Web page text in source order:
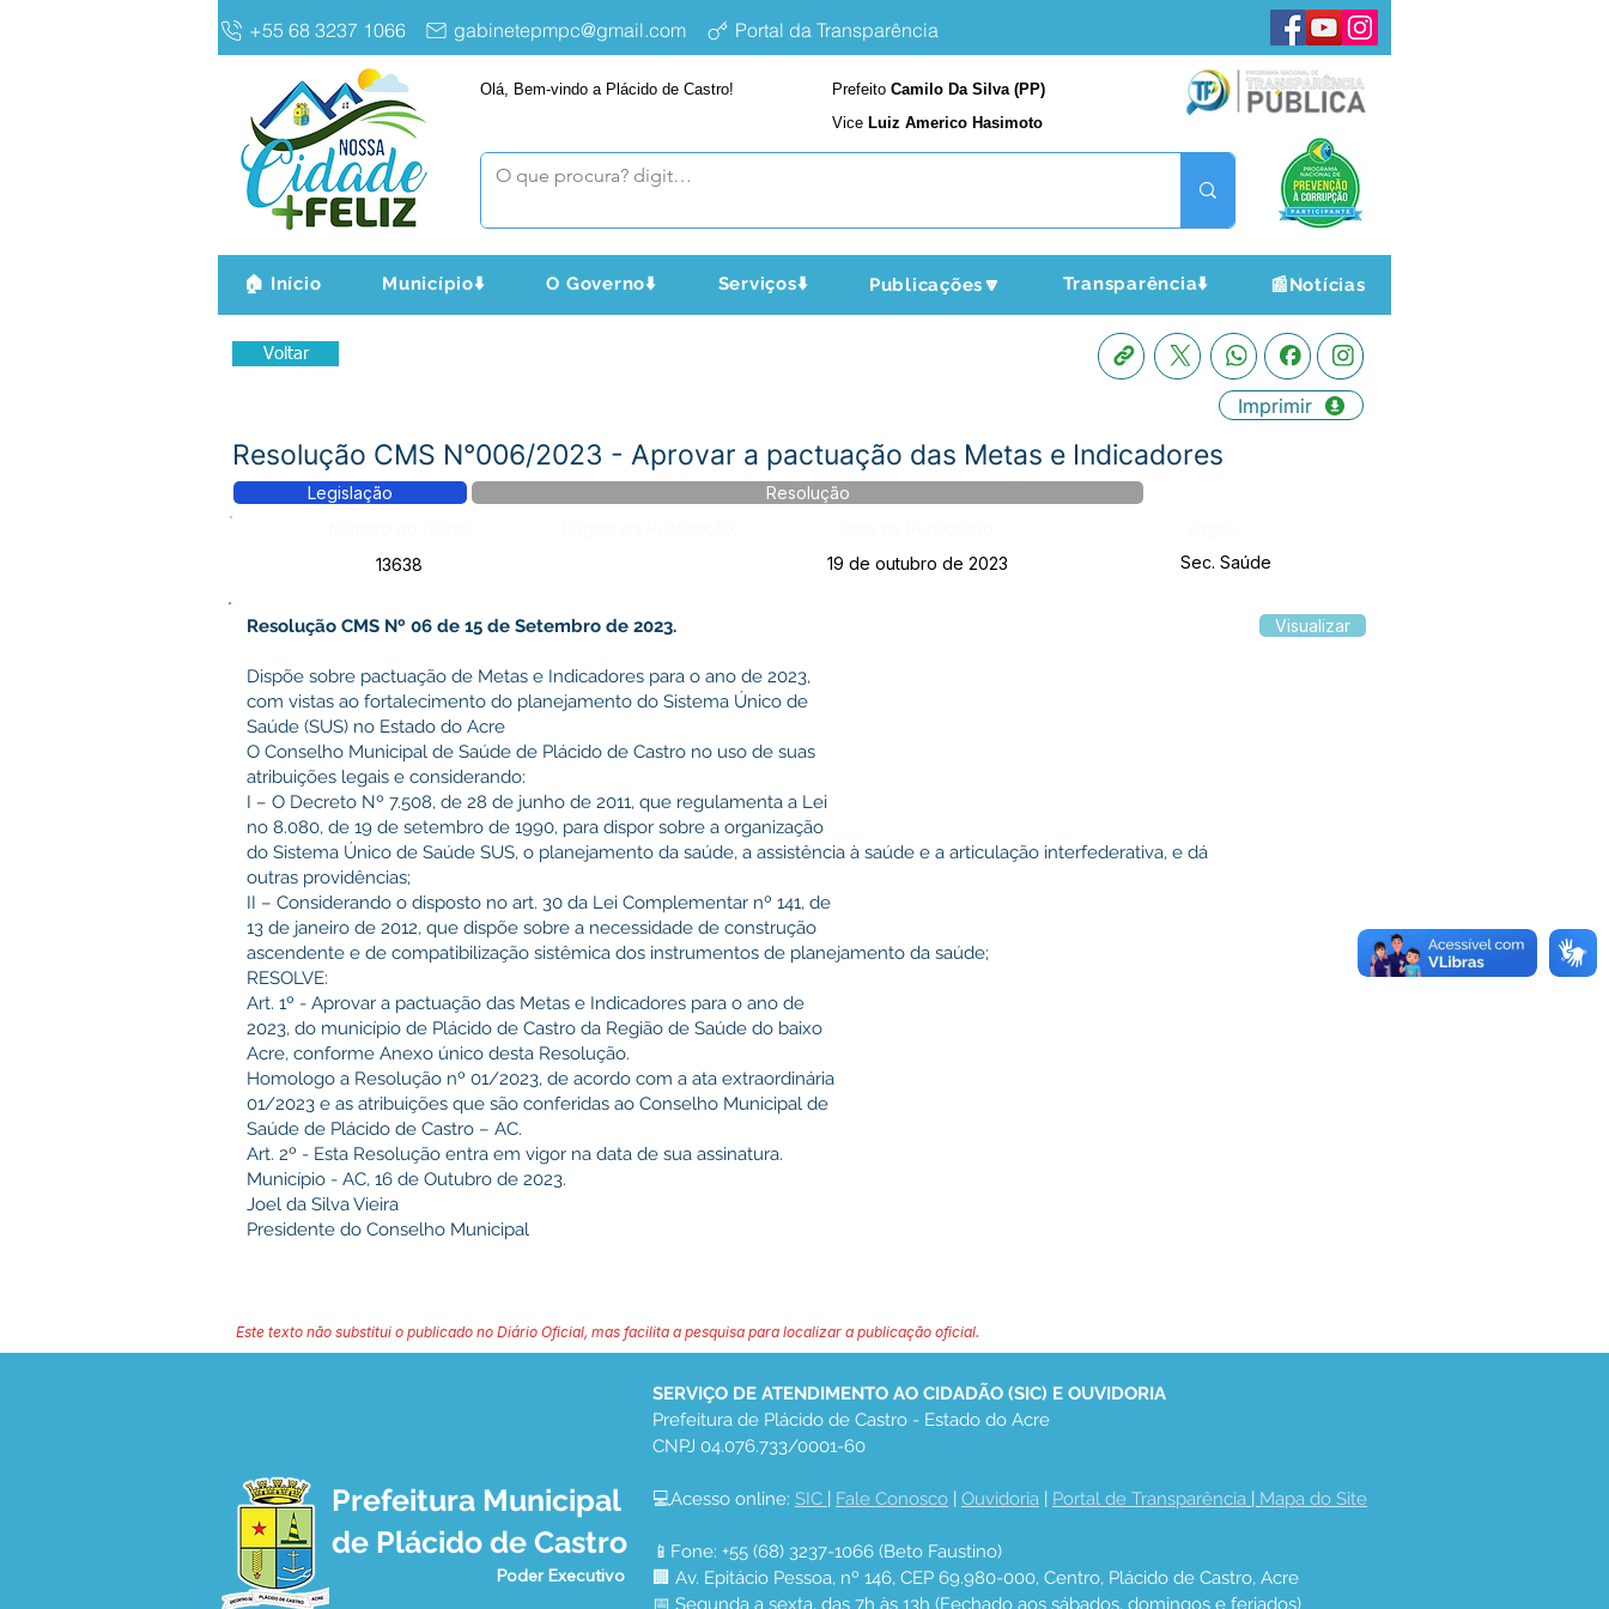
+55 68 3237 1066 gabinetepmpc@gmail.com Portal da Transparência
Olá, Bem-vindo a Plácido de Castro! Prefeito Camilo Da Silva (PP)
Vice Luiz Americo Hasimoto
🏠 Início Município⬇️ O Governo⬇️ Serviços⬇️ Publicações🔽 Transparência⬇️ 📰Notícias
Voltar
Imprimir
Resolução CMS N°006/2023 - Aprovar a pactuação das Metas e Indicadores
Legislação
Resolução
13638
19 de outubro de 2023 Sec. Saúde
Resolução CMS Nº 06 de 15 de Setembro de 2023.
Dispõe sobre pactuação de Metas e Indicadores para o ano de 2023,
com vistas ao fortalecimento do planejamento do Sistema Único de
Saúde (SUS) no Estado do Acre
O Conselho Municipal de Saúde de Plácido de Castro no uso de suas
atribuições legais e considerando:
I – O Decreto Nº 7.508, de 28 de junho de 2011, que regulamenta a Lei
no 8.080, de 19 de setembro de 1990, para dispor sobre a organização
do Sistema Único de Saúde SUS, o planejamento da saúde, a assistência à saúde e a articulação interfederativa, e dá
outras providências;
II – Considerando o disposto no art. 30 da Lei Complementar nº 141, de
13 de janeiro de 2012, que dispõe sobre a necessidade de construção
ascendente e de compatibilização sistêmica dos instrumentos de planejamento da saúde;
RESOLVE:
Art. 1º - Aprovar a pactuação das Metas e Indicadores para o ano de
2023, do município de Plácido de Castro da Região de Saúde do baixo
Acre, conforme Anexo único desta Resolução.
Homologo a Resolução nº 01/2023, de acordo com a ata extraordinária
01/2023 e as atribuições que são conferidas ao Conselho Municipal de
Saúde de Plácido de Castro – AC.
Art. 2º - Esta Resolução entra em vigor na data de sua assinatura.
Município - AC, 16 de Outubro de 2023.
Joel da Silva Vieira
Presidente do Conselho Municipal
Visualizar
Este texto não substitui o publicado no Diário Oficial, mas facilita a pesquisa para localizar a publicação oficial.
Prefeitura Municipal
de Plácido de Castro
Poder Executivo
SERVIÇO DE ATENDIMENTO AO CIDADÃO (SIC) E OUVIDORIA
Prefeitura de Plácido de Castro - Estado do Acre
CNPJ 04.076.733/0001-60
💻Acesso online: SIC | Fale Conosco | Ouvidoria | Portal de Transparência | Mapa do Site
📱Fone: +55 (68) 3237-1066 (Beto Faustino)
🏢 Av. Epitácio Pessoa, nº 146, CEP 69.980-000, Centro, Plácido de Castro, Acre
📅 Segunda a sexta, das 7h às 13h (Fechado aos sábados, domingos e feriados)